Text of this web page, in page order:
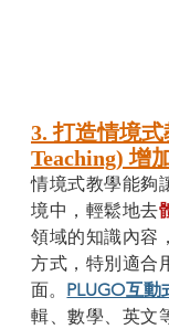
3. 打造情境
Teaching) 增
情境式教學能夠
境中，輕鬆地去
領域的知識內容
方式，特別適合
面。 PLUGO互動
輯、數學、英文